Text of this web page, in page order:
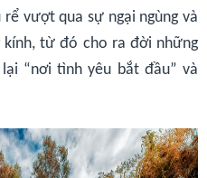
vượt qua sự ngại ngùng và
từ đó cho ra đời những
“nơi tình yêu bắt đầu” và